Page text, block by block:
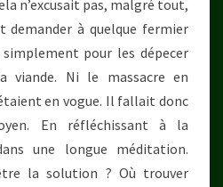
n’excusait pas, malgré tout,
à quelque fermier
simplement pour les dépecer
viande. Ni le massacre en
en vogue. Il fallait donc
En réfléchissant à la
une longue méditation.
la solution ? Où trouver